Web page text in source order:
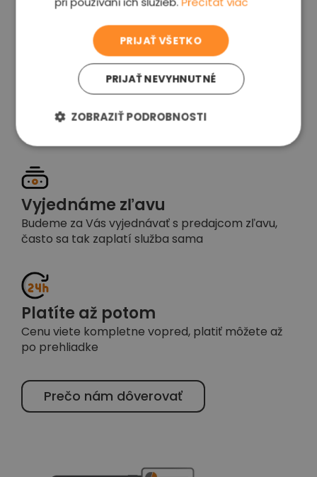
voľba
Garancia spokojnosti
Pokiaľ nebudete s našou prácou spokojní,
Vyjednáme zľavu
Budeme za Vás vyjednávať s predajcom zľavu,
často sa tak zaplatí služba sama
Platíte až potom
Cenu viete kompletne vopred, platiť môžete až
po prehliadke
Prečo nám dôverovať
PRIJAŤ VŠETKO
PRIJAŤ NEVYHNUTNÉ
ZOBRAZIŤ PODROBNOSTI